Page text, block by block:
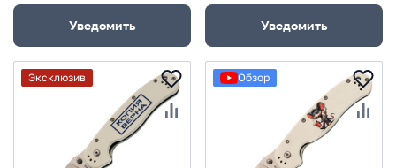
Уведомить Уведомить
Эксклюзив Обзор